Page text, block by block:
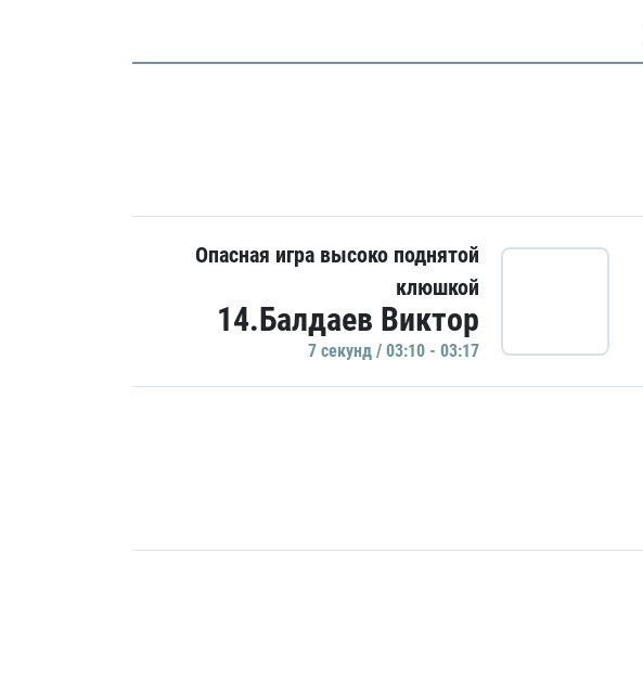
Опасная игра высоко поднятой
клюшкой
14.Балдаев Виктор
7 секунд / 03:10 - 03:17